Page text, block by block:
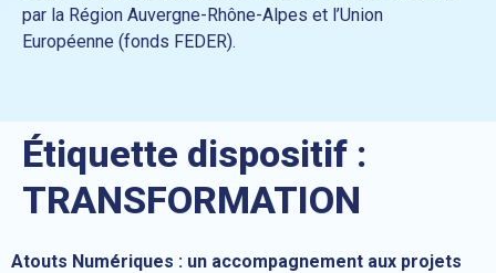
par la Région Auvergne-Rhône-Alpes et l’Union
Européenne (fonds FEDER).
Étiquette dispositif :
TRANSFORMATION
Atouts Numériques : un accompagnement aux projets